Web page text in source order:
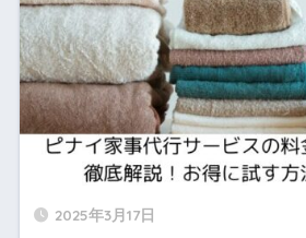
2025年3月17日